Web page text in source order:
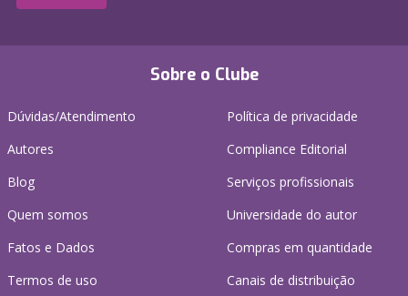
Sobre o Clube
Dúvidas/Atendimento
Autores
Blog
Quem somos
Fatos e Dados
Termos de uso
Política de privacidade
Compliance Editorial
Serviços profissionais
Universidade do autor
Compras em quantidade
Canais de distribuição